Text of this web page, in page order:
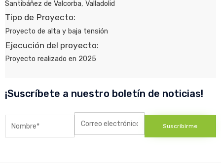
Santibáñez de Valcorba, Valladolid
Tipo de Proyecto:
Proyecto de alta y baja tensión
Ejecución del proyecto:
Proyecto realizado en 2025
¡Suscríbete a nuestro boletín de noticias!